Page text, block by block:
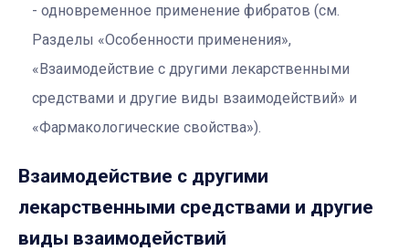
одновременное применение фибратов (см.
Разделы «Особенности применения»,
«Взаимодействие с другими лекарственными
средствами и другие виды взаимодействий» и
«Фармакологические свойства»).
Взаимодействие с другими
лекарственными средствами и другие
виды взаимодействий